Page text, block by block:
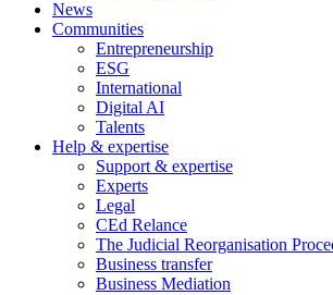
News
Communities
Entrepreneurship
ESG
International
Digital AI
Talents
Help & expertise
Support & expertise
Experts
Legal
CEd Relance
The Judicial Reorganisation
Business transfer
Business Mediation